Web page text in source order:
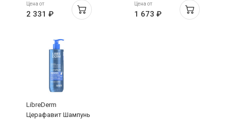
церамидами и
пребиотиком 0+
Цена от
2 331 ₽
восстанавливающий
30мл
Цена от
1 673 ₽
LibreDerm
Церафавит Шампунь